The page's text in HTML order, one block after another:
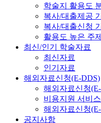
학술지 활용도
복사/대출제공
복사/대출신청
활용도 높은 주제
최신/인기 학술자료
최신자료
인기자료
해외자료신청(E-DDS)
해외자료신청
비용지원 서비
해외자료신청
공지사항